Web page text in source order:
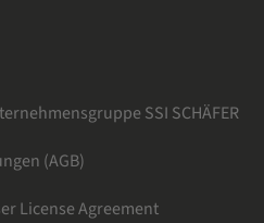
SSI SCHÄFER
(AGB)
License Agreement